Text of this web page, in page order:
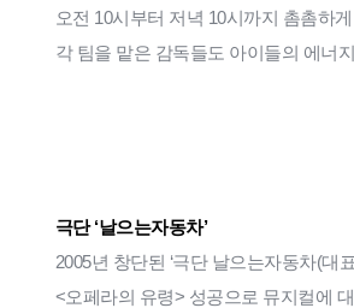
오전 10시부터 저녁 10시까지 촘촘하
각 팀을 맡은 감독들도 아이들의 에너
극단 ‘날으는자동차’
2005년 창단된 ‘극단 날으는자동차(대
<오페라의 유령> 성공으로 뮤지컬에